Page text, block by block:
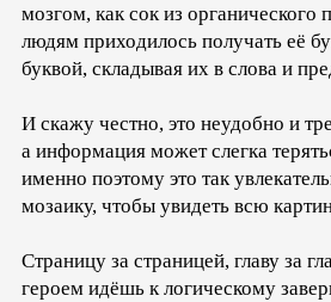
мозгом, как сок из органического
людям приходилось получать её
буквой, складывая их в слова и
И скажу честно, это неудобно и
а информация может слегка
именно поэтому это так
мозаику, чтобы увидеть всю
Страницу за страницей, главу за
героем идёшь к логическому